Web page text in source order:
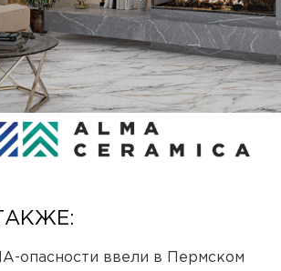
опасности ввели в Пермском